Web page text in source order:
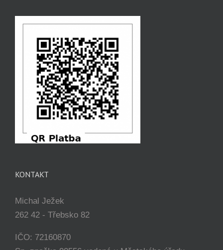
KONTAKT
Michal Ježek
262 42 - Třebsko 82
IČO: 72160870